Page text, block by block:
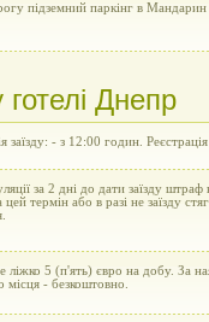
підземний паркінг в
Днепр
заїзду: - з 12:00 годин.
за 2 дні до дати заїзду штраф
цей термін або в разі не заїзду
ліжко 5 (п'ять) євро на добу. За
місця - безкоштовно.